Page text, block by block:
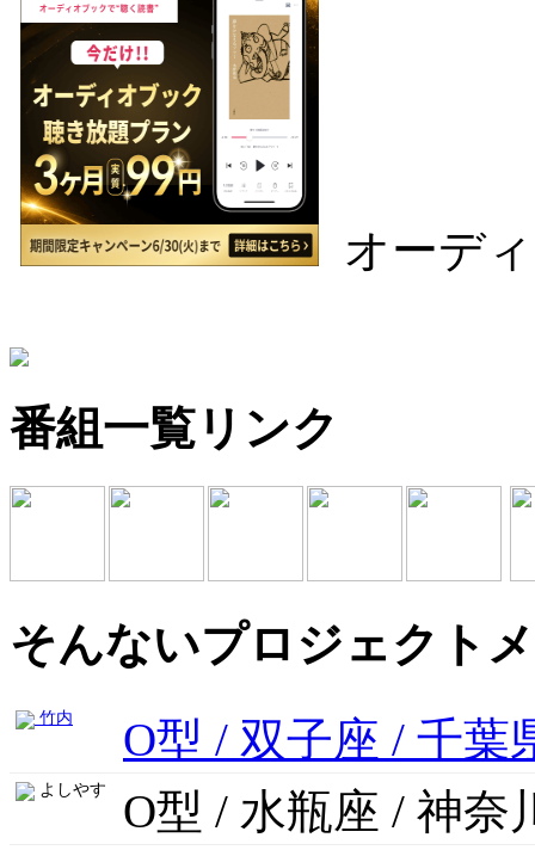
オーデ
番組一覧リンク
そんないプロジェクト
竹内 O型 / 双子座 / 千葉
よしやす O型 / 水瓶座 / 神奈